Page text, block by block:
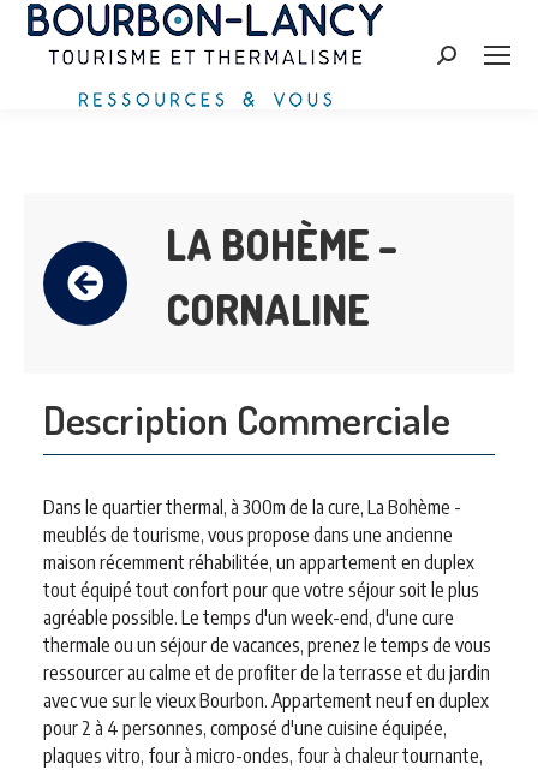
Zoeken:
LA BOHÈME –
CORNALINE
Description Commerciale
Dans le quartier thermal, à 300m de la cure, La Bohème -
meublés de tourisme, vous propose dans une ancienne
maison récemment réhabilitée, un appartement en duplex
tout équipé tout confort pour que votre séjour soit le plus
agréable possible. Le temps d'un week-end, d'une cure
thermale ou un séjour de vacances, prenez le temps de vous
ressourcer au calme et de profiter de la terrasse et du jardin
avec vue sur le vieux Bourbon. Appartement neuf en duplex
pour 2 à 4 personnes, composé d'une cuisine équipée,
plaques vitro, four à micro-ondes, four à chaleur tournante,